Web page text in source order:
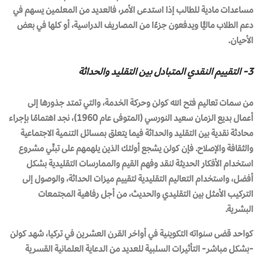
مساعدات مادية للطالب إذا استدعى الأمر، فالعديد من المعلمين يسهم في
دعم الطلاب ماليًّا ويدفعون جزءًا من المصاريف الدراسية، أو كلها في بعض
الأحيان.
3- التقييم النقدي المتبادل بين التقليد والحداثة
من سمات تعاليم فتح الله كولن وحركة الخدمة، والتي تمتد جذورها إلى
أعمال بديع الزمان سعيد النورسي (المتوفى عام 1960)، نجد اهتمامًا بإجراء
محادثة نقدية بين التقليد والحداثة فيما يتعلق بمسائل التنمية الاجتماعية
والثقافة والإصلاح. فإن كولن يشجع أولئك الذين يلهمهم على تبنِّي مشروع
استخدام الأفكار الحديثة لنقد وفهم القيم والممارسات التقليدية بشكل
أفضل، واستخدام التعاليم التقليدية لتقييم ميزات الحداثة، والوصول إلى
التركيب الأمثل بين التقليدي والحديث، من أجل رفاهية المجتمعات
البشرية.
كواحد قضى سنواته التكوينية في أواخر القرن العشرين في تركيا، شهد كولن
-بشكل مباشر- التأثيرات السلبية للعديد من الدعاية العلمانية القسرية